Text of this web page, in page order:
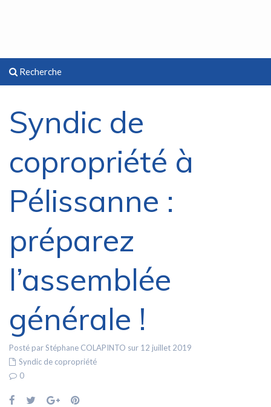
Recherche
Syndic de
copropriété à
Pélissanne :
préparez
l’assemblée
générale !
Posté par Stéphane COLAPINTO sur 12 juillet 2019
Syndic de copropriété
0